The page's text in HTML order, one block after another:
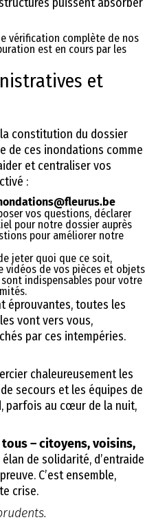
puissent absorber
vérification complète de nos
est en cours par les
et
constitution du dossier
de ces inondations comme
et centraliser vos
:
vos questions, déclarer
pour notre dossier auprès
pour améliorer notre
jeter quoi que ce soit,
vidéos de vos pièces et objets
sont indispensables pour votre
éprouvantes, toutes les
vont vers vous,
par ces intempéries.
chaleureusement les
secours et les équipes de
parfois au cœur de la nuit,
– citoyens, voisins,
de solidarité, d’entraide
C’est ensemble,
crise.